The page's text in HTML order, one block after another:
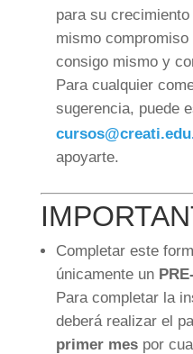
para su
mismo
consigo mismo y
Para cualquier
sugerencia, puede
apoyarte.
Completar este
únicamente un
Para completar la
deberá realizar el
primer mespor